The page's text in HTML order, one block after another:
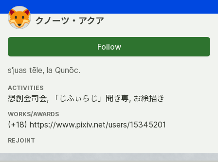
クノーツ・アクア
Follow
s'juas tēle, la Qunōc.
ACTIVITIES
想創会司会, 「じふぃらじ」聞き専, お絵描き
WORKS/AWARDS
(+18) https://www.pixiv.net/users/15345201
REJOINT